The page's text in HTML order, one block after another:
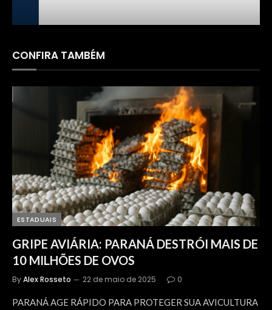
CONFIRA TAMBÉM
ESTADUAIS
GRIPE AVIÁRIA: PARANÁ DESTRÓI MAIS DE
10 MILHÕES DE OVOS
ByAlex Rosseto 22 de maio de 2025 0
PARANÁ AGE RÁPIDO PARA PROTEGER SUA AVICULTURA